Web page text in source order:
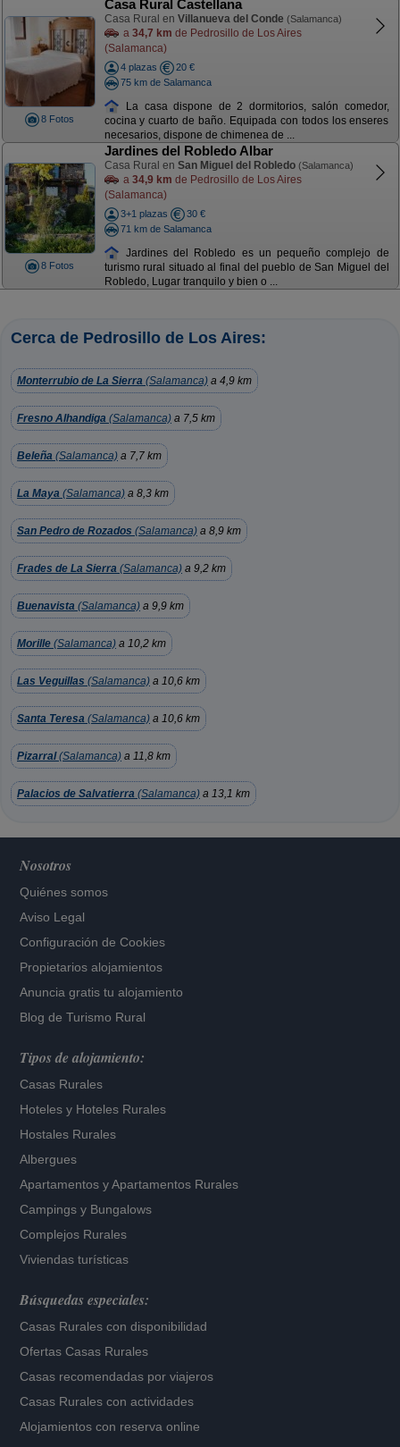
8 Fotos
Casa Rural Castellana
Casa Rural en Villanueva del Conde (Salamanca)
a 34,7 km de Pedrosillo de Los Aires
(Salamanca)
4 plazas
20 €
75 km de Salamanca
La casa dispone de 2 dormitorios, salón comedor,
cocina y cuarto de baño. Equipada con todos los enseres
necesarios, dispone de chimenea de ...
8 Fotos
Jardines del Robledo Albar
Casa Rural en San Miguel del Robledo (Salamanca)
a 34,9 km de Pedrosillo de Los Aires
(Salamanca)
3+1 plazas
30 €
71 km de Salamanca
Jardines del Robledo es un pequeño complejo de
turismo rural situado al final del pueblo de San Miguel del
Robledo, Lugar tranquilo y bien o ...
Cerca de Pedrosillo de Los Aires:
Monterrubio de La Sierra (Salamanca) a 4,9 km
Fresno Alhandiga (Salamanca) a 7,5 km
Beleña (Salamanca) a 7,7 km
La Maya (Salamanca) a 8,3 km
San Pedro de Rozados (Salamanca) a 8,9 km
Frades de La Sierra (Salamanca) a 9,2 km
Buenavista (Salamanca) a 9,9 km
Morille (Salamanca) a 10,2 km
Las Veguillas (Salamanca) a 10,6 km
Santa Teresa (Salamanca) a 10,6 km
Pizarral(Salamanca) a 11,8 km
Palacios de Salvatierra (Salamanca) a 13,1 km
Nosotros
Quiénes somos
Aviso Legal
Configuración de Cookies
Propietarios alojamientos
Anuncia gratis tu alojamiento
Blog de Turismo Rural
Tipos de alojamiento:
Casas Rurales
Hoteles y Hoteles Rurales
Hostales Rurales
Albergues
Apartamentos yApartamentos Rurales
Campings y Bungalows
Complejos Rurales
Viviendas turísticas
Búsquedas especiales:
Casas Rurales con disponibilidad
Ofertas Casas Rurales
Casas recomendadas por viajeros
Casas Rurales con actividades
Alojamientos con reserva online